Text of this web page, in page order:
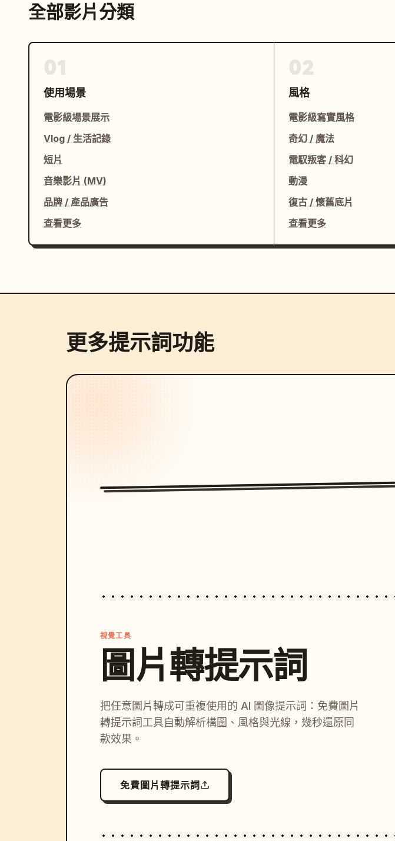
全部影片分類
使用場景
電影級場景展示
Vlog / 生活記錄
短片
音樂影片 (MV)
品牌 / 產品廣告
查看更多
風格
電影級寫實風格
奇幻 / 魔法
電馭叛客 / 科幻
動漫
復古 / 懷舊底片
查看更多
更多提示詞功能
視覺工具
圖片轉提示詞
把任意圖片轉成可重複使用的 AI 圖像提示詞：免費圖片
轉提示詞工具自動解析構圖、風格與光線，幾秒還原同
款效果。
免費圖片轉提示詞